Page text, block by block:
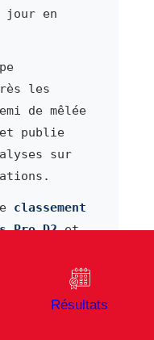
jour en
les
de mêlée
et publie
sur
classement
Pro D2et
les scoresRésultats